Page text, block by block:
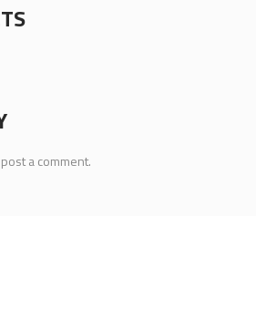
a comment.